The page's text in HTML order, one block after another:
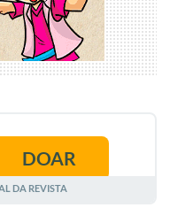
DOAR
DA REVISTA